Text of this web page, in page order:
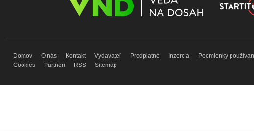
Domov O nás Kontakt Vydavateľ Predplatné Inzercia Podmienky
Cookies
Partneri RSS Sitemap